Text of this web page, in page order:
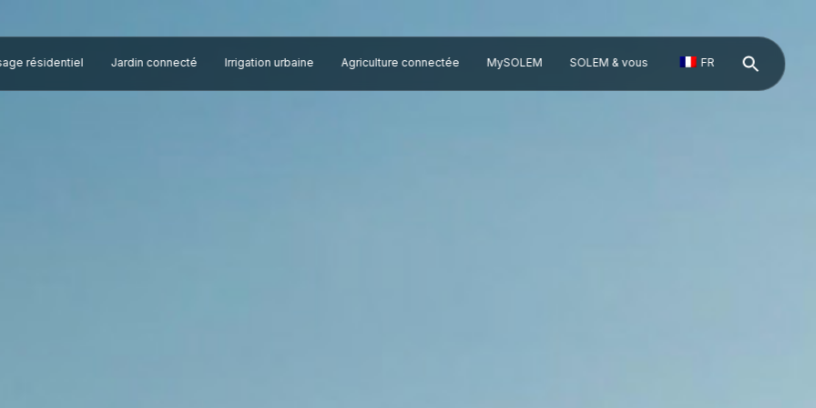
résidentiel Jardin connecté Irrigation urbaine Agriculture connectée MySOLEM SOLEM & vous FR